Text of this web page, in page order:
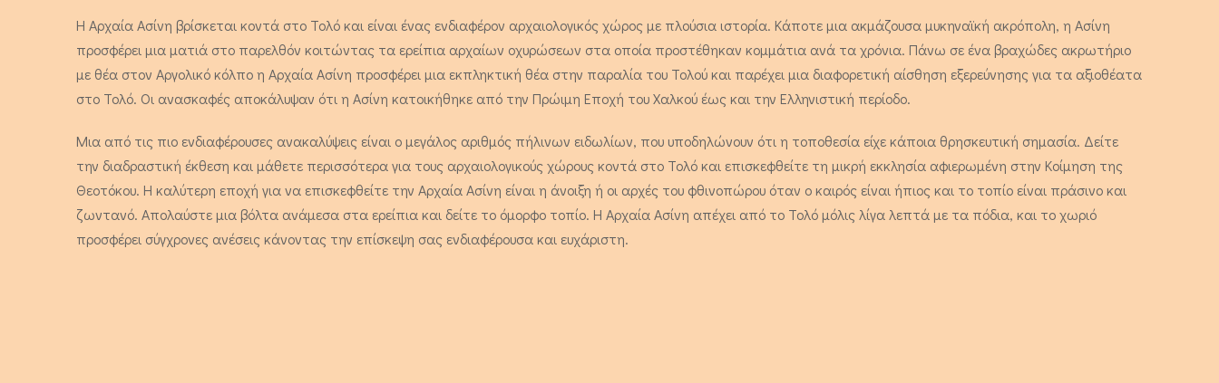
Η Αρχαία Ασίνη βρίσκεται κοντά στο Τολό και είναι ένας ενδιαφέρον αρχαιολογικός χώρος με πλούσια ιστορία. Κάποτε μια ακμάζουσα μυκηναϊκή ακρόπολη, η Ασίνη
προσφέρει μια ματιά στο παρελθόν κοιτώντας τα ερείπια αρχαίων οχυρώσεων στα οποία προστέθηκαν κομμάτια ανά τα χρόνια. Πάνω σε ένα βραχώδες ακρωτήριο
με θέα στον Αργολικό κόλπο η Αρχαία Ασίνη προσφέρει μια εκπληκτική θέα στην παραλία του Τολού και παρέχει μια διαφορετική αίσθηση εξερεύνησης για τα αξιοθέατα
στο Τολό. Οι ανασκαφές αποκάλυψαν ότι η Ασίνη κατοικήθηκε από την Πρώιμη Εποχή του Χαλκού έως και την Ελληνιστική περίοδο.
Μια από τις πιο ενδιαφέρουσες ανακαλύψεις είναι ο μεγάλος αριθμός πήλινων ειδωλίων, που υποδηλώνουν ότι η τοποθεσία είχε κάποια θρησκευτική σημασία. Δείτε
την διαδραστική έκθεση και μάθετε περισσότερα για τους αρχαιολογικούς χώρους κοντά στο Τολό και επισκεφθείτε τη μικρή εκκλησία αφιερωμένη στην Κοίμηση της
Θεοτόκου. Η καλύτερη εποχή για να επισκεφθείτε την Αρχαία Ασίνη είναι η άνοιξη ή οι αρχές του φθινοπώρου όταν ο καιρός είναι ήπιος και το τοπίο είναι πράσινο και
ζωντανό. Απολαύστε μια βόλτα ανάμεσα στα ερείπια και δείτε το όμορφο τοπίο. Η Αρχαία Ασίνη απέχει από το Τολό μόλις λίγα λεπτά με τα πόδια, και το χωριό
προσφέρει σύγχρονες ανέσεις κάνοντας την επίσκεψη σας ενδιαφέρουσα και ευχάριστη.